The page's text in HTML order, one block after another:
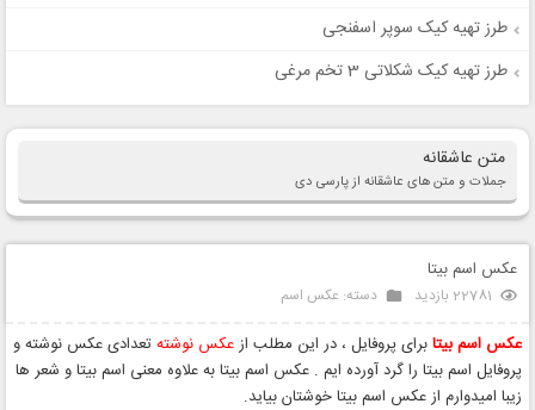
طرز تهیه کیک سوپر اسفنجی
طرز تهیه کیک شکلاتی 3 تخم مرغی
متن عاشقانه
جملات و متن های عاشقانه از پارسی دی
عکس اسم بیتا
22781 بازدید دسته: عکس اسم
عکس اسم بیتا برای پروفایل ، در این مطلب از عکس نوشته تعدادی عکس نوشته و
پروفایل اسم بیتا را گرد آورده ایم . عکس اسم بیتا به علاوه معنی اسم بیتا و شعر ها
زیبا امیدوارم از عکس اسم بیتا خوشتان بیاید.